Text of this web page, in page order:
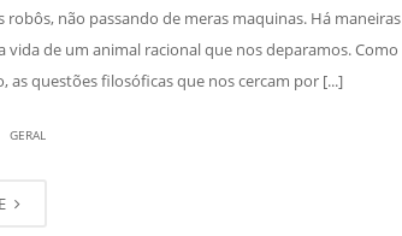
robôs, não passando de meras maquinas. Há maneiras
vida de um animal racional que nos deparamos. Como
as questões filosóficas que nos cercam por [...]
GERAL